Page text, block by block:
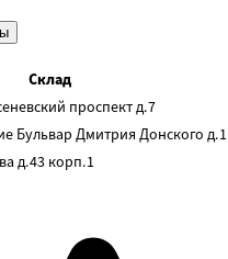
Склад
проспект д.7
Бульвар Дмитрия Донского д.1
д.43 корп.1